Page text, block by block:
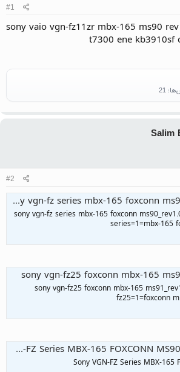
#1
sony vaio vgn-fz11zr mbx-165 ms90
t7300 ene
Salim
#2
sony vgn-fz series mbx-165 foxconn ms90 rev1.0 schematic
sony vgn-fz series mbx-165 foxconn
series=1=mbx-165
sony vgn-fz25 foxconn mbx-165
sony vgn-fz25 foxconn mbx-165
fz25=1=foxconn
Sony VGN-FZ Series MBX-165 FOXCONN MS90 Rev 1.0 Schematic
Sony VGN-FZ Series MBX-165